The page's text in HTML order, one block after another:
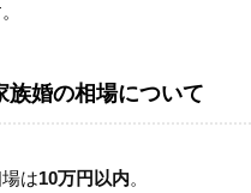
族婚の相場について
は10万円以内。